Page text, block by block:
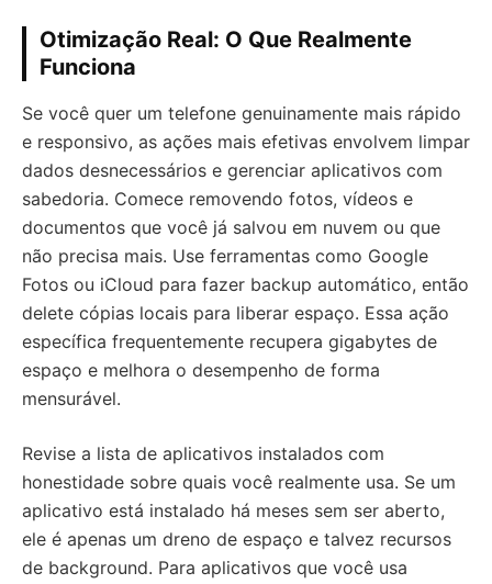
Otimização Real: O Que Realmente
Funciona
Se você quer um telefone genuinamente mais rápido
e responsivo, as ações mais efetivas envolvem limpar
dados desnecessários e gerenciar aplicativos com
sabedoria. Comece removendo fotos, vídeos e
documentos que você já salvou em nuvem ou que
não precisa mais. Use ferramentas como Google
Fotos ou iCloud para fazer backup automático, então
delete cópias locais para liberar espaço. Essa ação
específica frequentemente recupera gigabytes de
espaço e melhora o desempenho de forma
mensurável.
Revise a lista de aplicativos instalados com
honestidade sobre quais você realmente usa. Se um
aplicativo está instalado há meses sem ser aberto,
ele é apenas um dreno de espaço e talvez recursos
de background. Para aplicativos que você usa